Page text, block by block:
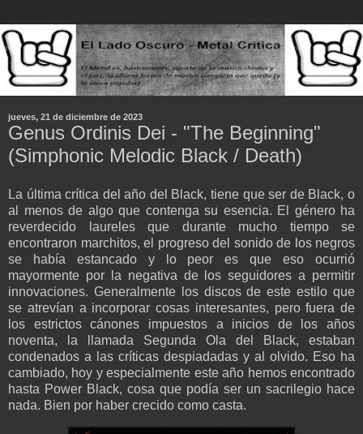
jueves, 21 de diciembre de 2023
Genus Ordinis Dei - "The Beginning"
(Simphonic Melodic Black / Death)
La última crítica del año del Black, tiene que ser de Black, o
al menos de algo que contenga su esencia. El género ha
reverdecido laureles que durante mucho tiempo se
encontraron marchitos, el progreso del sonido de los negros
se había estancado y lo peor es que eso ocurrió
mayormente por la negativa de los seguidores a permitir
innovaciones. Generalmente los discos de este estilo que
se atrevían a incorporar cosas interesantes, pero fuera de
los estrictos cánones impuestos a inicios de los años
noventa, la llamada Segunda Ola del Black, estaban
condenados a las críticas despiadadas y al olvido. Eso ha
cambiado, hoy y especialmente este año hemos encontrado
hasta Power Black, cosa que podía ser un sacrilegio hace
nada. Bien por haber crecido como casta.